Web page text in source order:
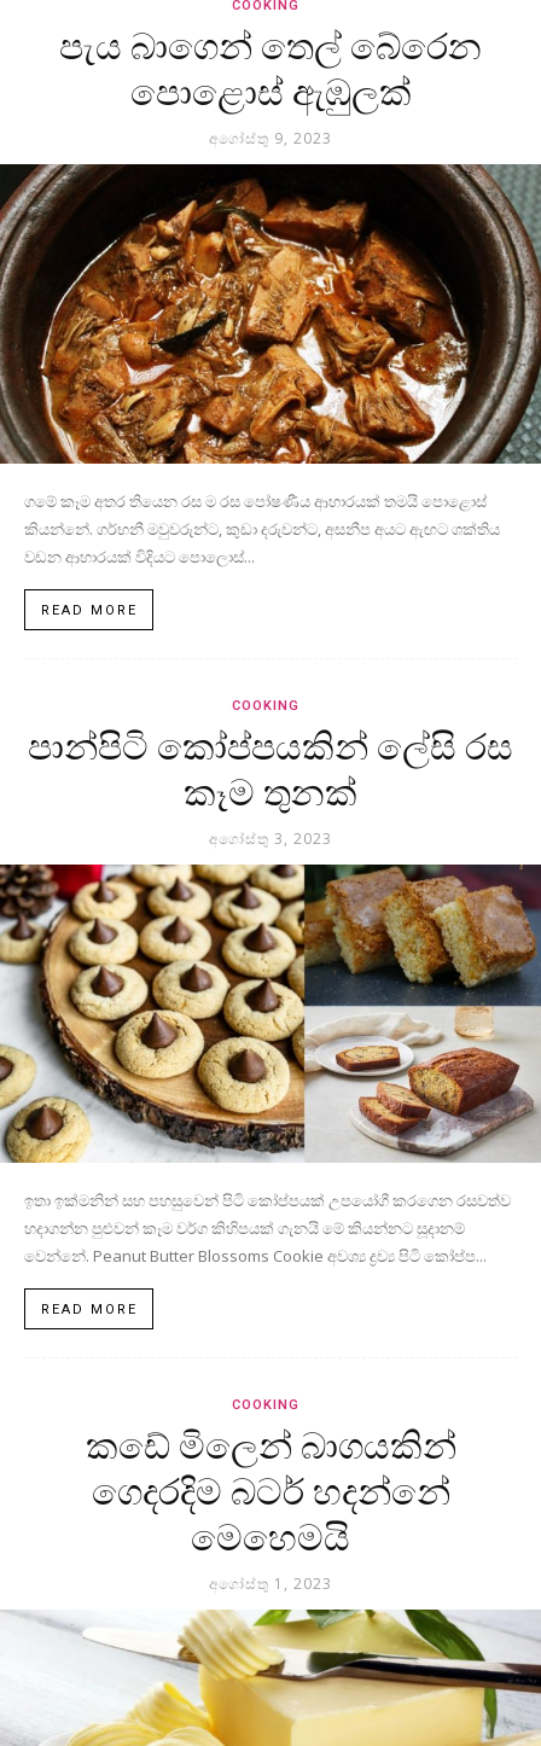
COOKING
පැය බාගෙන් තෙල් බේරෙන
පොළොස් ඇඹුලක්
අගෝස්තු 9, 2023
ගමේ කෑම අතර තියෙන රස ම රස පෝෂණීය ආහාරයක් තමයි පොළොස්
කියන්නේ. ගර්භනී මවුවරුන්ට, කුඩා දරුවන්ට, අසනීප අයට ඇඟට ශක්තිය
වඩන ආහාරයක් විදියට පොලොස්...
READ MORE
COOKING
පාන්පිටි කෝප්පයකින් ලේසි රස
කෑම තුනක්
අගෝස්තු 3, 2023
ඉතා ඉක්මනින් සහ පහසුවෙන් පිටි කෝප්පයක් උපයෝගී කරගෙන රසවත්ව
හදාගන්න පුළුවන් කෑම වර්ග කිහිපයක් ගැනයි මේ කියන්නට සූදානම්
වෙන්නේ. Peanut Butter Blossoms Cookie අවශ්‍ය ද්‍රව්‍ය පිටි කෝප්ප...
READ MORE
COOKING
කඩේ මිලෙන් බාගයකින්
ගෙදරදිම බටර් හදන්නේ
මෙහෙමයි
අගෝස්තු 1, 2023